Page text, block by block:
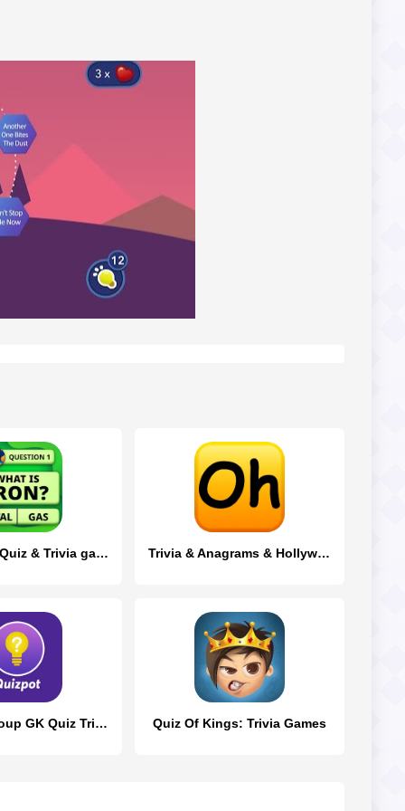
QuizzLand. Quiz & Trivia game Trivia & Anagrams & Hollywood
QuizPot: Group GK Quiz Trivia Quiz Of Kings: Trivia Games